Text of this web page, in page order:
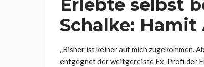
Erlebte selbst
Schalke:
„Bisher ist keiner auf mich zugekommen.
entgegnet der weitgereiste Ex-Profi der